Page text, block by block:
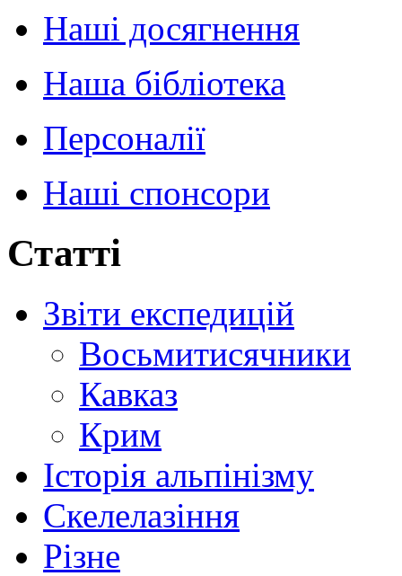
Наші досягнення
Наша бібліотека
Персоналії
Наші спонсори
Статті
Звіти експедицій
Восьмитисячники
Кавказ
Крим
Історія альпінізму
Скелелазіння
Різне